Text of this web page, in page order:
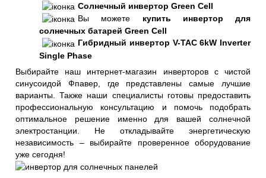
Солнечный инвертор Green Cell
Вы можете купить инвертор для
солнечных батарей Green Cell
Гибридный инвертор V-TAC 6kW Inverter
Single Phase
Выбирайте наш интернет-магазин инверторов с чистой
синусоидой Фпавер, где представлены самые лучшие
варианты. Также наши специалисты готовы предоставить
профессиональную консультацию и помочь подобрать
оптимальное решение именно для вашей солнечной
электростанции. Не откладывайте энергетическую
независимость – выбирайте проверенное оборудование
уже сегодня!